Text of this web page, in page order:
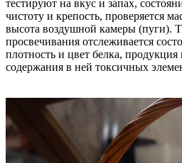
тестируют на вкус и запах,
чистоту и крепость, проверяется
высота воздушной камеры (пуги).
просвечивания отслеживается
плотность и цвет белка, продукция
содержания в ней токсичных